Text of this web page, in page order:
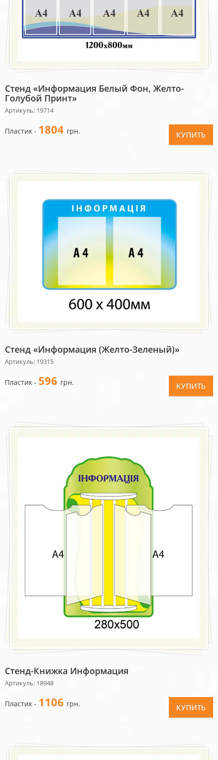
Стенд «Информация Белый Фон, Желто-
Голубой Принт»
Артикуль: 19714
Пластик - 1804 грн. КУПИТЬ
Стенд «Информация (желто-Зеленый)»
Артикуль: 19315
Пластик - 596 грн. КУПИТЬ
Стенд-Книжка Информация
Артикуль: 18948
Пластик - 1106 грн. КУПИТЬ